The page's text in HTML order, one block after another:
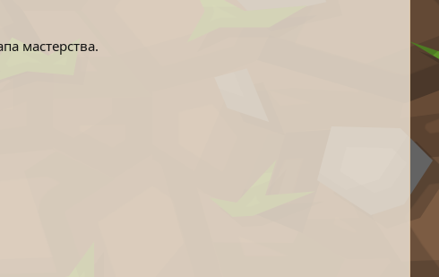
мастерства.